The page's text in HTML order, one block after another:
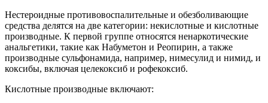
Нестероидные противовоспалительные и обезболивающие
средства делятся на две категории: некислотные и кислотные
производные. К первой группе относятся ненаркотические
анальгетики, такие как Набуметон и Реопирин, а также
производные сульфонамида, например, нимесулид и нимид, и
коксибы, включая целекоксиб и рофекоксиб.
Кислотные производные включают: